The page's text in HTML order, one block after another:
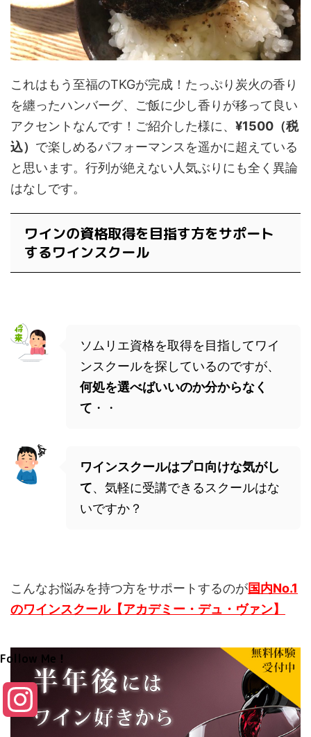
これはもう至福のTKGが完成！たっぷり炭火の香り
を纏ったハンバーグ、ご飯に少し香りが移って良い
アクセントなんです！ご紹介した様に、 ¥1500（税
込） で楽しめるパフォーマンスを遥かに超えている
と思います。行列が絶えない人気ぶりにも全く異論
はなしです。
ワインの資格取得を目指す方をサポート
するワインスクール
ソムリエ資格を取得を目指してワイ
ンスクールを探しているのですが、
何処を選べばいいのか分からなく
て ・・
ワインスクールはプロ向けな気がし
て、気軽に受講できるスクールはな
いですか？
こんなお悩みを持つ方をサポートするのが国内No.1
のワインスクール【アカデミー・デュ・ヴァン】
Follow Me！